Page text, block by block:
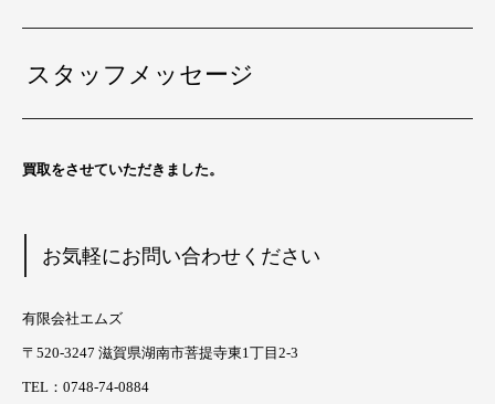
スタッフメッセージ
買取をさせていただきました。
お気軽にお問い合わせください
有限会社エムズ
〒520-3247 滋賀県湖南市菩提寺東1丁目2-3
TEL：0748-74-0884